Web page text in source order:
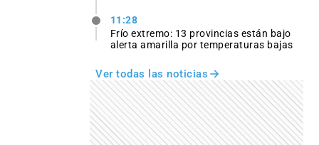
11:28
Frío extremo: 13 provincias están bajo
alerta amarilla por temperaturas bajas
Ver todas las noticias